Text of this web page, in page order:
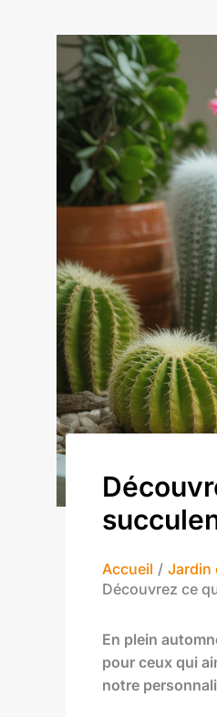
Accueil
Jardin
Découvrez ce
En plein
pour ceux qui
notre